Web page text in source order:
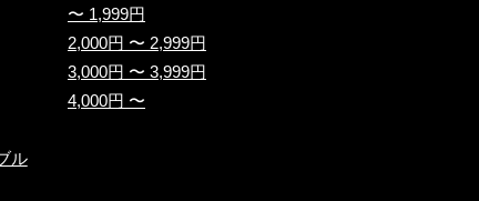
ル
〜 1,999円
2,000円 〜 2,999円
3,000円 〜 3,999円
4,000円 〜